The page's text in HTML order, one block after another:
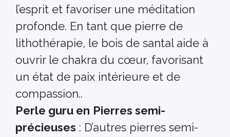
l’esprit et favoriser une méditation
profonde. En tant que pierre de
lithothérapie, le bois de santal aide à
ouvrir le chakra du cœur, favorisant
un état de paix intérieure et de
compassion..
Perle guru en Pierres semi-
précieuses : D’autres pierres semi-